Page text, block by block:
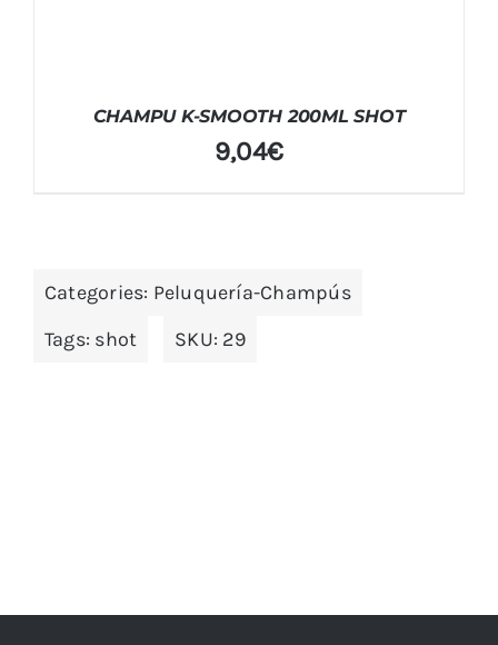
CHAMPU K-SMOOTH 200ML SHOT
9,04€
Categories: Peluquería-Champús
Tags: shot SKU: 29